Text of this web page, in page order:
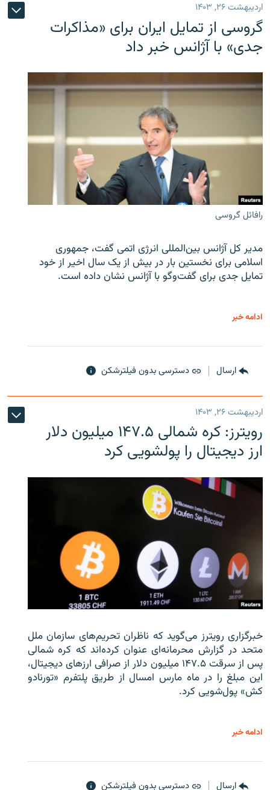
اردیبهشت ۲۶, ۱۴۰۳
گروسی از تمایل ایران برای «مذاکرات
جدی» با آژانس خبر داد
رافائل گروسی
مدیر کل آژانس بین‌المللی انرژی اتمی گفت، جمهوری
اسلامی برای نخستین بار در بیش از یک سال اخیر از خود
تمایل جدی برای گفت‌وگو با آژانس نشان داده است.
ادامه خبر
ارسال دسترسی بدون فیلترشکن
اردیبهشت ۲۶, ۱۴۰۳
رویترز: کره شمالی ۱۴۷.۵ میلیون دلار
ارز دیجیتال را پولشویی کرد
خبرگزاری رویترز می‌گوید که ناظران تحریم‌های سازمان ملل
متحد در گزارش محرمانه‌ای عنوان کرده‌اند که کره شمالی
پس از سرقت ۱۴۷.۵ میلیون دلار از صرافی ارزهای دیجیتال،
این مبلغ را در ماه مارس امسال از طریق پلتفرم «تورنادو
کش» پول‌شویی کرد.
ادامه خبر
ارسال دسترسی بدون فیلترشکن